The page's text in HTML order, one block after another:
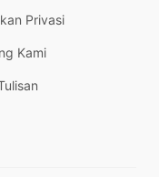
Privasi
Kami